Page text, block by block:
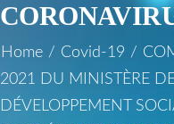
Home / Covid-19 /
2021 DU MINISTÈRE
DÉVELOPPEMENT